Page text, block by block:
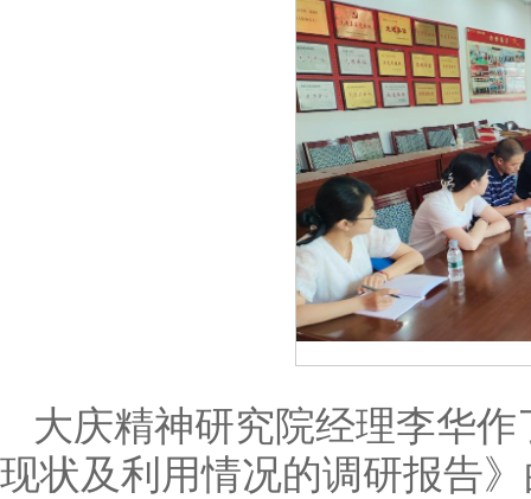
大庆精神研究院经理李华
现状及利用情况的调研报告